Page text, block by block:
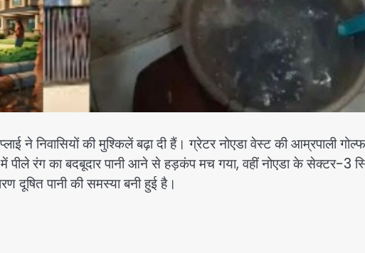
ने निवासियों की मुश्किलें बढ़ा दी हैं। ग्रेटर नोएडा वेस्ट की आम्रपाली गोल्फ
में पीले रंग का बदबूदार पानी आने से हड़कंप मच गया, वहीं नोएडा के सेक्टर-3
दूषित पानी की समस्या बनी हुई है।